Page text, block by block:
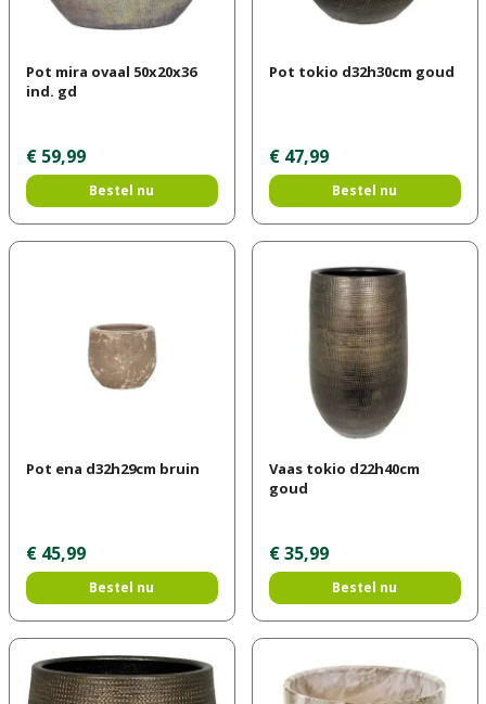
Pot mira ovaal 50x20x36
ind. gd
€ 59,99
Bestel nu
Pot tokio d32h30cm goud
€ 47,99
Bestel nu
Pot ena d32h29cm bruin
€ 45,99
Bestel nu
Vaas tokio d22h40cm
goud
€ 35,99
Bestel nu